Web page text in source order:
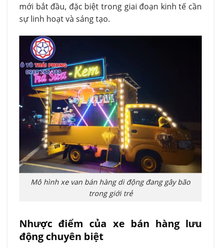
mới bắt đầu, đặc biệt trong giai đoạn kinh tế cần
sự linh hoạt và sáng tạo.
Mô hình xe van bán hàng di động đang gây bão
trong giới trẻ
Nhược điểm của xe bán hàng lưu
động chuyên biệt